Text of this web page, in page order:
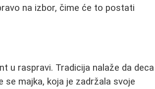
na izbor, čime će to postati
u raspravi. Tradicija nalaže da deca
majka, koja je zadržala svoje